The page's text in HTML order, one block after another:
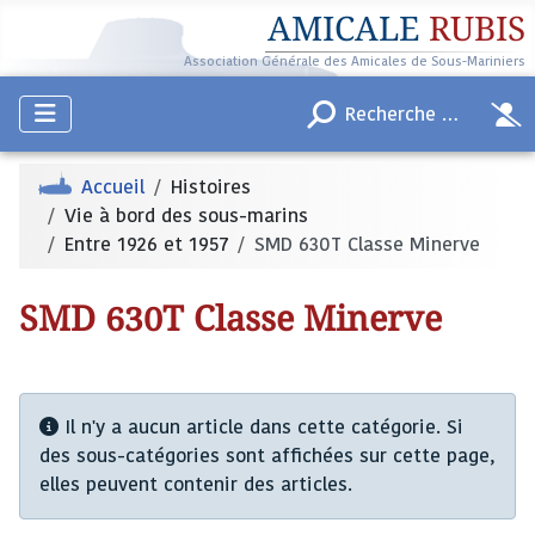
AMICALE RUBIS
Association Générale des Amicales de Sous-Mariniers
Accueil
Histoires
Vie à bord des sous-marins
Entre 1926 et 1957
SMD 630T Classe Minerve
SMD 630T Classe Minerve
Info
Il n'y a aucun article dans cette catégorie. Si
des sous-catégories sont affichées sur cette page,
elles peuvent contenir des articles.